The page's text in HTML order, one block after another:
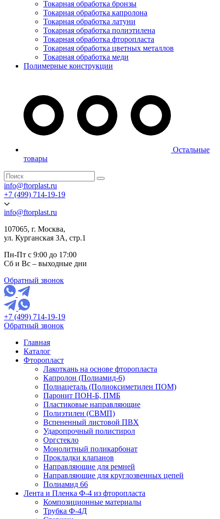
Токарная обработка бронзы
Токарная обработка капролона
Токарная обработка латуни
Токарная обработка полиэтилена
Токарная обработка фторопласта
Токарная обработка цветных металлов
Токарная обработка меди
Полимерные конструкции
Остальные
товары
info@ftorplast.ru
+7 (499) 714-19-19
info@ftorplast.ru
107065, г. Москва,
ул. Курганская 3А, стр.1
Пн-Пт с 9:00 до 17:00
Сб и Вс – выходные дни
Обратный звонок
+7 (499) 714-19-19
Обратный звонок
Главная
Каталог
Фторопласт
Лакоткань на основе фторопласта
Капролон (Полиамид-6)
Полиацеталь (Полиоксиметилен ПОМ)
Паронит ПОН-Б, ПМБ
Пластиковые направляющие
Полиэтилен (СВМП)
Вспененный листовой ПВХ
Ударопрочный полистирол
Оргстекло
Монолитный поликарбонат
Прокладки клапанов
Направляющие для ремней
Направляющие для круглозвенных цепей
Полиамид 66
Лента и Пленка Ф-4 из фторопласта
Композиционные материалы
Трубка Ф-4Д